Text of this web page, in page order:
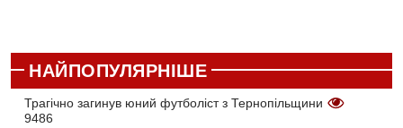
НАЙПОПУЛЯРНІШЕ
Трагічно загинув юний футболіст з Тернопільщини
9486